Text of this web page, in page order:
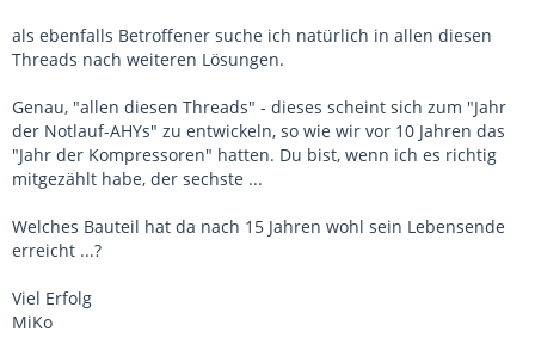
als ebenfalls Betroffener suche ich natürlich in allen diesen
Threads nach weiteren Lösungen.
Genau, "allen diesen Threads" - dieses scheint sich zum "Jahr
der Notlauf-AHYs" zu entwickeln, so wie wir vor 10 Jahren das
"Jahr der Kompressoren" hatten. Du bist, wenn ich es richtig
mitgezählt habe, der sechste ...
Welches Bauteil hat da nach 15 Jahren wohl sein Lebensende
erreicht ...?
Viel Erfolg
MiKo